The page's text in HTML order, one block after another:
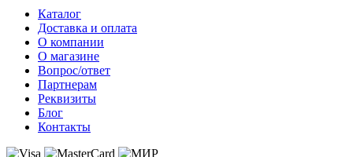
Каталог
Доставка и оплата
О компании
О магазине
Вопрос/ответ
Партнерам
Реквизиты
Блог
Контакты